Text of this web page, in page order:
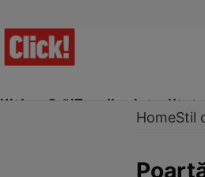
Ultima Oră!Trending Actualitate
HomeStil